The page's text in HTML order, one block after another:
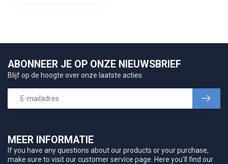
MEER INFORMATIE
If you have any questions about our products or your purchase,
make sure to visit our customer service page. Here you'll find our
ABONNEER JE OP ONZE NIEUWSBRIEF
Blijf op de hoogte over onze laatste acties